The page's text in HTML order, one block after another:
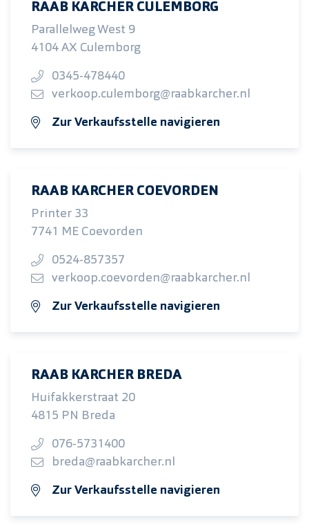
RAAB KARCHER CULEMBORG
Parallelweg West 9
4104 AX Culemborg
0345-478440
verkoop.culemborg@raabkarcher.nl
Zur Verkaufsstelle navigieren
RAAB KARCHER COEVORDEN
Printer 33
7741 ME Coevorden
0524-857357
verkoop.coevorden@raabkarcher.nl
Zur Verkaufsstelle navigieren
RAAB KARCHER BREDA
Huifakkerstraat 20
4815 PN Breda
076-5731400
breda@raabkarcher.nl
Zur Verkaufsstelle navigieren